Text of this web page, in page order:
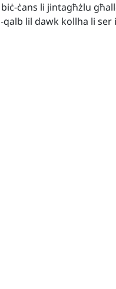
ċans li jintagħżlu
lil dawk kollha li